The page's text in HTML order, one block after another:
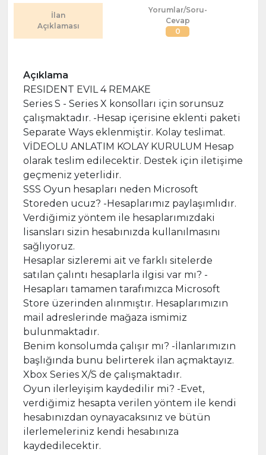
İlan
Açıklaması
Yorumlar/Soru-
Cevap
0
Açıklama
RESIDENT EVIL 4 REMAKE
Series S - Series X konsolları için sorunsuz
çalışmaktadır. -Hesap içerisine eklenti paketi
Separate Ways eklenmiştir. Kolay teslimat.
VİDEOLU ANLATIM KOLAY KURULUM Hesap
olarak teslim edilecektir. Destek için iletişime
geçmeniz yeterlidir.
SSS Oyun hesapları neden Microsoft
Storeden ucuz? -Hesaplarımız paylaşımlıdır.
Verdiğimiz yöntem ile hesaplarımızdaki
lisansları sizin hesabınızda kullanılmasını
sağlıyoruz.
Hesaplar sizleremi ait ve farklı sitelerde
satılan çalıntı hesaplarla ilgisi var mı? -
Hesapları tamamen tarafımızca Microsoft
Store üzerinden alınmıştır. Hesaplarımızın
mail adreslerinde mağaza ismimiz
bulunmaktadır.
Benim konsolumda çalışır mı? -İlanlarımızın
başlığında bunu belirterek ilan açmaktayız.
Xbox Series X/S de çalışmaktadır.
Oyun ilerleyişim kaydedilir mi? -Evet,
verdiğimiz hesapta verilen yöntem ile kendi
hesabınızdan oynayacaksınız ve bütün
ilerlemeleriniz kendi hesabınıza
kaydedilecektir.